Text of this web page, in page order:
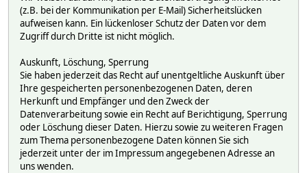
(z.B. bei der Kommunikation per E-Mail) Sicherheitslücken
aufweisen kann. Ein lückenloser Schutz der Daten vor dem
Zugriff durch Dritte ist nicht möglich.
Auskunft, Löschung, Sperrung
Sie haben jederzeit das Recht auf unentgeltliche Auskunft über
Ihre gespeicherten personenbezogenen Daten, deren
Herkunft und Empfänger und den Zweck der
Datenverarbeitung sowie ein Recht auf Berichtigung, Sperrung
oder Löschung dieser Daten. Hierzu sowie zu weiteren Fragen
zum Thema personenbezogene Daten können Sie sich
jederzeit unter der im Impressum angegebenen Adresse an
uns wenden.